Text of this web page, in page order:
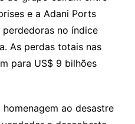
m
e a Adani Ports
no índice
As perdas totais nas
para US$ 9 bilhões
ao desastre